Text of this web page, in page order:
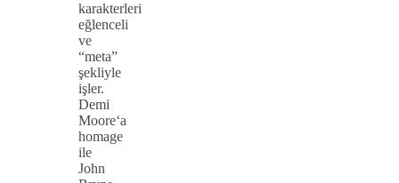
karakterleri
eğlenceli
ve
“meta”
şekliyle
işler.
Demi
Moore‘a
homage
ile
John